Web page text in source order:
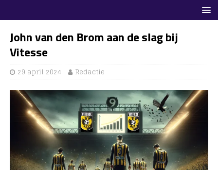
John van den Brom aan de slag bij
Vitesse
29 april 2024 Redactie